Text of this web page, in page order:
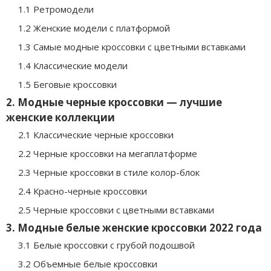
1.1 Ретромодели
1.2 Женские модели с платформой
1.3 Самые модные кроссовки с цветными вставками
1.4 Классические модели
1.5 Беговые кроссовки
2. Модные черные кроссовки — лучшие
женские коллекции
2.1 Классические черные кроссовки
2.2 Черные кроссовки на мегаплатформе
2.3 Черные кроссовки в стиле колор-блок
2.4 Красно-черные кроссовки
2.5 Черные кроссовки с цветными вставками
3. Модные белые женские кроссовки 2022 года
3.1 Белые кроссовки с грубой подошвой
3.2 Объемные белые кроссовки